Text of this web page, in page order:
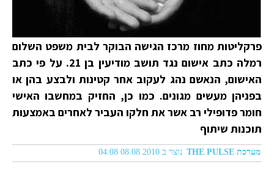
פרקליטות מחוז מרכז הגישה הבוקר לבית משפט השלום
רמלה כתב אישום נגד תושב מודיעין בן 21. על פי כתב
האישום, הנאשם נהג לעקוב אחר קטינות ולבצע בהן או
בפניהן מעשים מגונים. כמו כן, החזיק במחשבו האישי
חומר פדופילי רב אשר את חלקו העביר לאחרים באמצעות
תוכנות שיתוף
מערכת THE PULSE נוצר ב 08.08.2010 04:08